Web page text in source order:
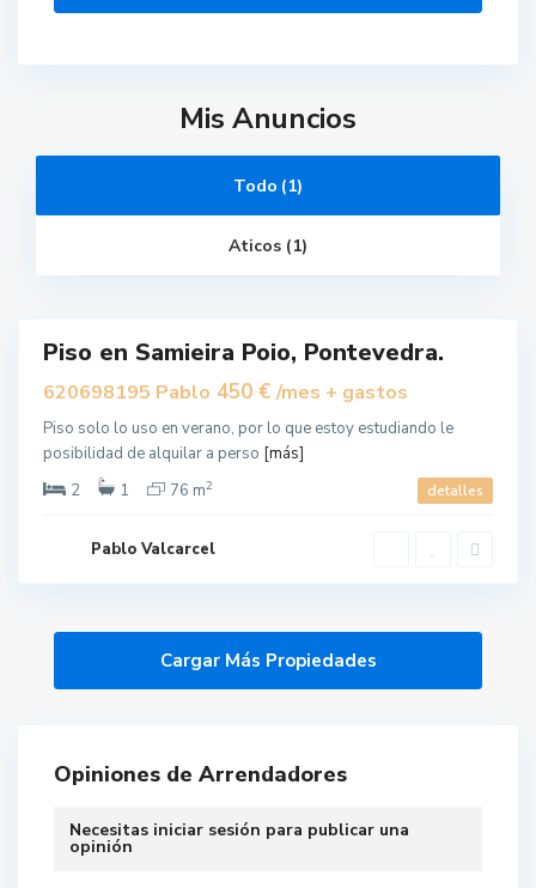
Mis Anuncios
Todo (1)
Aticos (1)
o
Piso en Samieira Poio, Pontevedra.
620698195 Pablo 450 € /mes + gastos
Piso solo lo uso en verano, por lo que estoy estudiando le
posibilidad de alquilar a perso [más]
2
1 76 m2 detalles
Pablo Valcarcel
Opiniones de Arrendadores
Necesitas iniciar sesión para publicar una
opinión